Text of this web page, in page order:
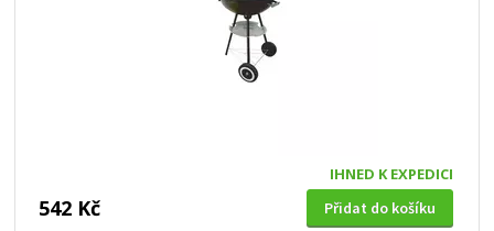
IHNED K EXPEDICI
542 Kč Přidat do košíku